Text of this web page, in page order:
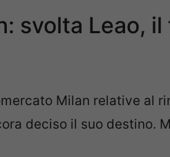
svolta Leao,
Milan relative al
deciso il suo destino.